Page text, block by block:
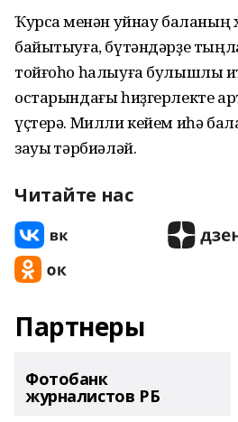
Ҡурсаҡ менән уйнау
байытыуға, бүтәндәрҙе
тойғоһо һалыуға булышлыҡ
остарындағы һиҙгерлекте
үҫтерә. Милли кейем иһә
зауыҡ тәрбиәләй.
Читайте нас
Партнеры
Фотобанк
журналистов РБ